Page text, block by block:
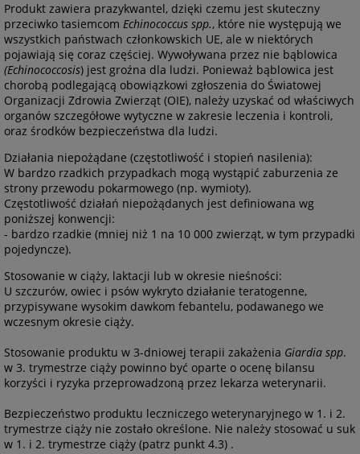
Produkt zawiera prazykwantel, dzięki czemu jest skuteczny
przeciwko tasiemcom Echinococcus spp., które nie występują we
wszystkich państwach członkowskich UE, ale w niektórych
pojawiają się coraz częściej. Wywoływana przez nie bąblowica
(Echinococcosis) jest groźna dla ludzi. Ponieważ bąblowica jest
chorobą podlegającą obowiązkowi zgłoszenia do Światowej
Organizacji Zdrowia Zwierząt (OIE), należy uzyskać od właściwych
organów szczegółowe wytyczne w zakresie leczenia i kontroli,
oraz środków bezpieczeństwa dla ludzi.
Działania niepożądane (częstotliwość i stopień nasilenia):
W bardzo rzadkich przypadkach mogą wystąpić zaburzenia ze
strony przewodu pokarmowego (np. wymioty).
Częstotliwość działań niepożądanych jest definiowana wg
poniższej konwencji:
- bardzo rzadkie (mniej niż 1 na 10 000 zwierząt, w tym przypadki
pojedyncze).
Stosowanie w ciąży, laktacji lub w okresie nieśności:
U szczurów, owiec i psów wykryto działanie teratogenne,
przypisywane wysokim dawkom febantelu, podawanego we
wczesnym okresie ciąży.
Stosowanie produktu w 3-dniowej terapii zakażenia Giardia spp.
w 3. trymestrze ciąży powinno być oparte o ocenę bilansu
korzyści i ryzyka przeprowadzoną przez lekarza weterynarii.
Bezpieczeństwo produktu leczniczego weterynaryjnego w 1. i 2.
trymestrze ciąży nie zostało określone. Nie należy stosować u suk
w 1. i 2. trymestrze ciąży (patrz punkt 4.3) .